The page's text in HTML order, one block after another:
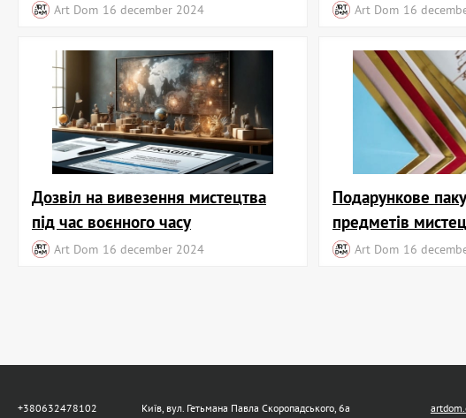
Art Dom 16 december 2024 Art Dom 16
Дозвіл на вивезення мистецтва
під час воєнного часу
Art Dom 16 december 2024
Подарункове
предметів
Art Dom 16
+380632478102
Київ, вул. Гетьмана Павла Скоропадського, 6а